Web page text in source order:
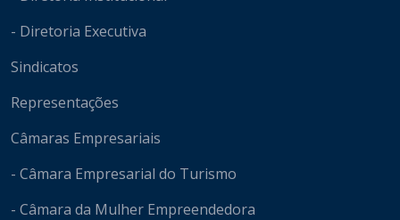
- Diretoria Executiva
Sindicatos
Representações
Câmaras Empresariais
- Câmara Empresarial do Turismo
- Câmara da Mulher Empreendedora